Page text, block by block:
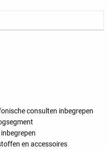
consulten inbegrepen
en accessoires